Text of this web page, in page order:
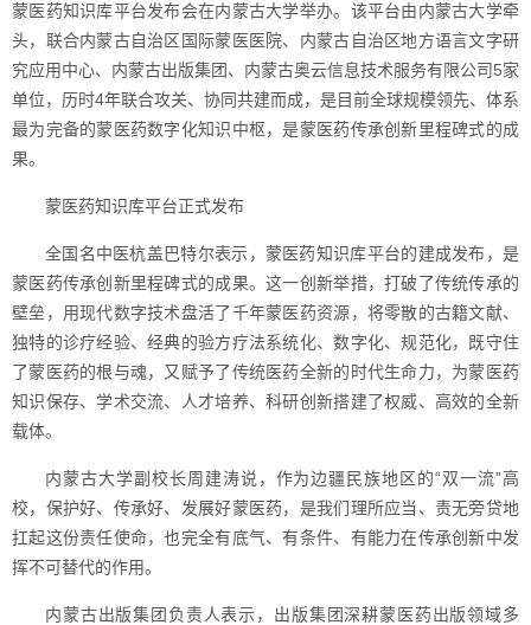
蒙医药知识库平台发布会在内蒙古大学举办。该平台由内蒙古大学牵
头，联合内蒙古自治区国际蒙医医院、内蒙古自治区地方语言文字研
究应用中心、内蒙古出版集团、内蒙古奥云信息技术服务有限公司5家
单位，历时4年联合攻关、协同共建而成，是目前全球规模领先、体系
最为完备的蒙医药数字化知识中枢，是蒙医药传承创新里程碑式的成
果。
蒙医药知识库平台正式发布
全国名中医杭盖巴特尔表示，蒙医药知识库平台的建成发布，是
蒙医药传承创新里程碑式的成果。这一创新举措，打破了传统传承的
壁垒，用现代数字技术盘活了千年蒙医药资源，将零散的古籍文献、
独特的诊疗经验、经典的验方疗法系统化、数字化、规范化，既守住
了蒙医药的根与魂，又赋予了传统医药全新的时代生命力，为蒙医药
知识保存、学术交流、人才培养、科研创新搭建了权威、高效的全新
载体。
内蒙古大学副校长周建涛说，作为边疆民族地区的“双一流”高
校，保护好、传承好、发展好蒙医药，是我们理所应当、责无旁贷地
扛起这份责任使命，也完全有底气、有条件、有能力在传承创新中发
挥不可替代的作用。
内蒙古出版集团负责人表示，出版集团深耕蒙医药出版领域多